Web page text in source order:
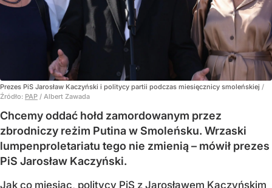
Prezes PiS Jarosław Kaczyński i politycy partii podczas miesięcznicy smoleńskiej /
Źródło: PAP / Albert Zawada
Chcemy oddać hołd zamordowanym przez
zbrodniczy reżim Putina w Smoleńsku. Wrzaski
lumpenproletariatu tego nie zmienią – mówił prezes
PiS Jarosław Kaczyński.
Jak co miesiąc, politycy PiS z Jarosławem Kaczyńskim